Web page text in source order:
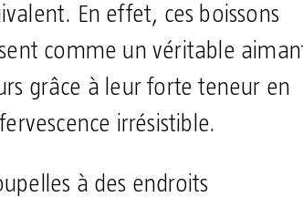
En effet, ces boissons
comme un véritable
grâce à leur forte teneur en
irrésistible.
à des endroits